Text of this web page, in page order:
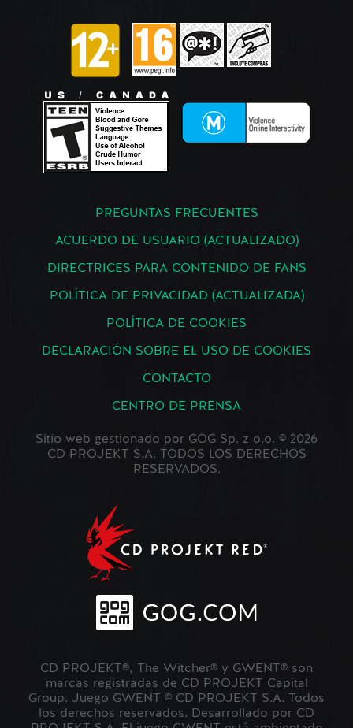
PREGUNTAS FRECUENTES
ACUERDO DE USUARIO (ACTUALIZADO)
DIRECTRICES PARA CONTENIDO DE FANS
POLÍTICA DE PRIVACIDAD (ACTUALIZADA)
POLÍTICA DE COOKIES
DECLARACIÓN SOBRE EL USO DE COOKIES
CONTACTO
CENTRO DE PRENSA
Sitio web gestionado por GOG Sp. z o.o. © 2026
CD PROJEKT S.A. TODOS LOS DERECHOS
RESERVADOS.
CD PROJEKT®, The Witcher® y GWENT® son
marcas registradas de CD PROJEKT Capital
Group. Juego GWENT © CD PROJEKT S.A. Todos
los derechos reservados. Desarrollado por CD